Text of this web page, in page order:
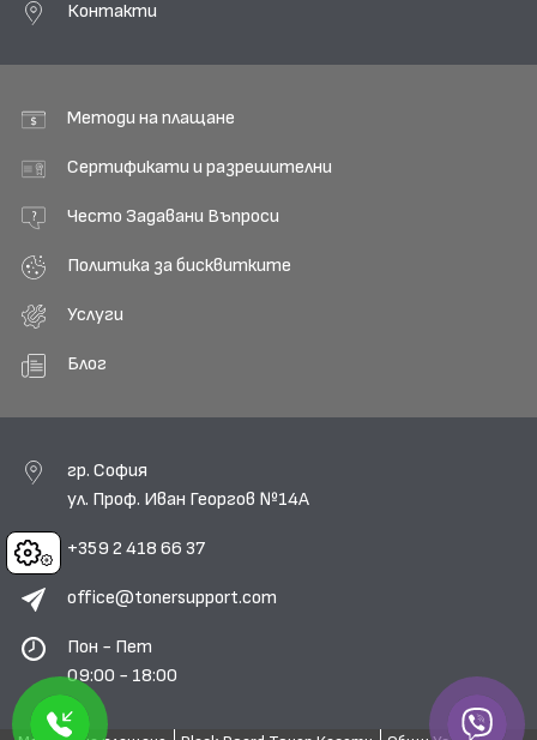
Cookies
Контакти
Методи на плащане
Сертификати и разрешителни
Често Задавани Въпроси
Политика за бисквитките
Услуги
Блог
гр. София
ул. Проф. Иван Георгов №14А
+359 2 418 66 37
office@tonersupport.com
Пон - Пет
09:00 - 18:00